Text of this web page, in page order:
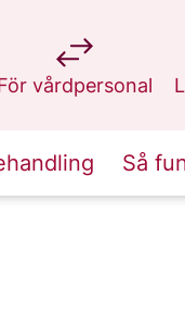
vårdpersonal
på 1177.se
Så